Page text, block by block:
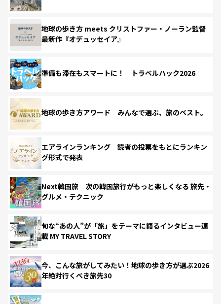
地球の歩き方 meets クリストファー・ノーラン監督
最新作『オデュッセイア』
準備も滞在もスマートに！ トラベルハック2026
地球の歩き方アワード みんなで選ぶ、旅のベスト。
エアラインランキング 読者の投票をもとにランキン
グ形式で発表
Next韓国旅 次の韓国旅行がもっと楽しくなる 旅先・
グルメ・テクニック
旬な“あの人”が「旅」をテーマに語るインタビュー連
載 MY TRAVEL STORY
今、こんな旅がしてみたい！地球の歩き方が選ぶ2026
年絶対行くべき旅先30